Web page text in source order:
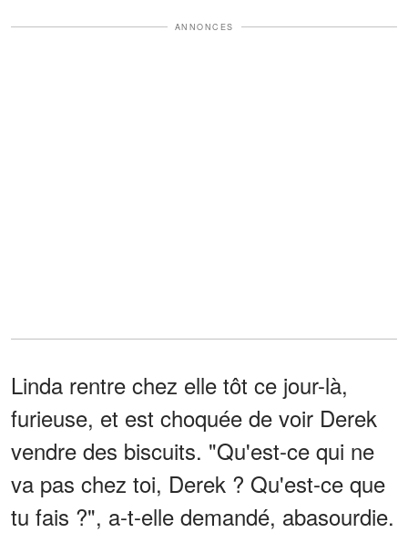
ANNONCES
Linda rentre chez elle tôt ce jour-là,
furieuse, et est choquée de voir Derek
vendre des biscuits. "Qu'est-ce qui ne
va pas chez toi, Derek ? Qu'est-ce que
tu fais ?", a-t-elle demandé, abasourdie.